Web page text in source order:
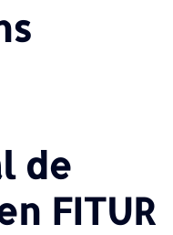
de
FITUR